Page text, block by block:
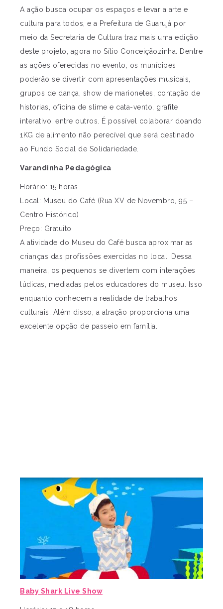
A ação busca ocupar os espaços e levar a arte e
cultura para todos, e a Prefeitura de Guarujá por
meio da Secretaria de Cultura traz mais uma edição
deste projeto, agora no Sítio Conceiçãozinha. Dentre
as ações oferecidas no evento, os munícipes
poderão se divertir com apresentações musicais,
grupos de dança, show de marionetes, contação de
historias, oficina de slime e cata-vento, grafite
interativo, entre outros. É possível colaborar doando
1KG de alimento não perecível que será destinado
ao Fundo Social de Solidariedade.
Varandinha Pedagógica
Horário: 15 horas
Local: Museu do Café (Rua XV de Novembro, 95 –
Centro Histórico)
Preço: Gratuito
A atividade do Museu do Café busca aproximar as
crianças das profissões exercidas no local. Dessa
maneira, os pequenos se divertem com interações
lúdicas, mediadas pelos educadores do museu. Isso
enquanto conhecem a realidade de trabalhos
culturais. Além disso, a atração proporciona uma
excelente opção de passeio em família.
Baby Shark Live Show